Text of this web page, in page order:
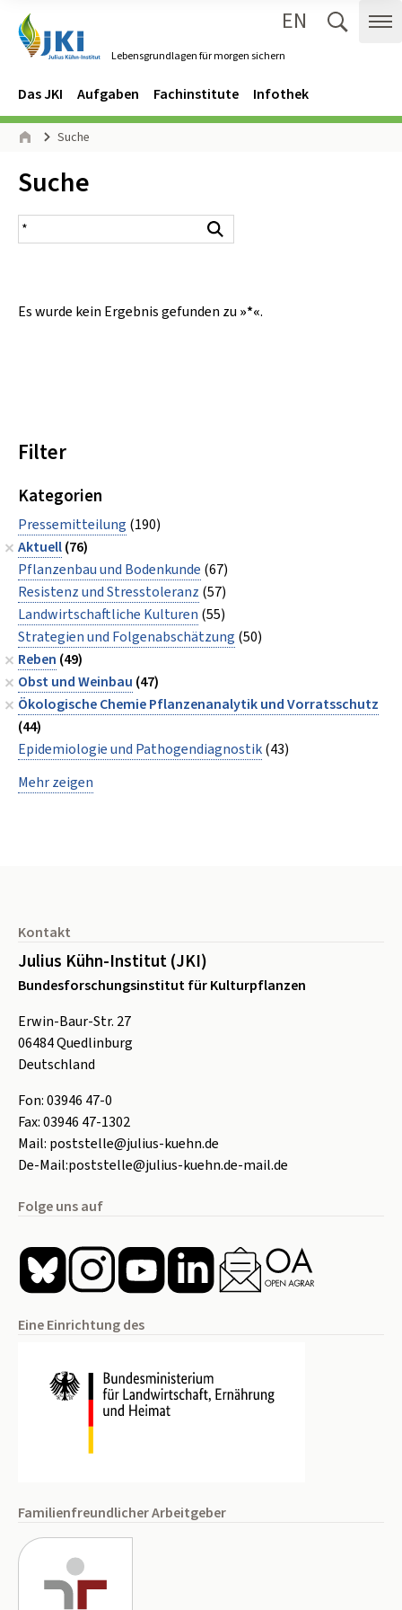
Lebensgrundlagen für morgen sichern
EN
Navigation
Hauptmenü
Das JKI Aufgaben Fachinstitute Infothek
Seitenpfad
Suche
Inhalt:
Suche
Suchergebnis
Es wurde kein Ergebnis gefunden zu »*«.
Filter
Kategorien
Pressemitteilung (190)
Aktuell(76)
Pflanzenbau und Bodenkunde (67)
Resistenz und Stresstoleranz (57)
Landwirtschaftliche Kulturen (55)
Strategien und Folgenabschätzung (50)
Reben (49)
Obst und Weinbau (47)
Ökologische Chemie Pflanzenanalytik und Vorratsschutz
(44)
Epidemiologie und Pathogendiagnostik(43)
Mehr zeigen
Kontakt
Julius Kühn-Institut (JKI)
Bundesforschungsinstitut für Kulturpflanzen
Erwin-Baur-Str. 27
06484Quedlinburg
Deutschland
Fon:03946 47-0
Fax:03946 47-1302
Mail: poststelle@julius-kuehn.de
De-Mail:poststelle@julius-kuehn.de-mail.de
Folge uns auf
Eine Einrichtung des
Familienfreundlicher Arbeitgeber